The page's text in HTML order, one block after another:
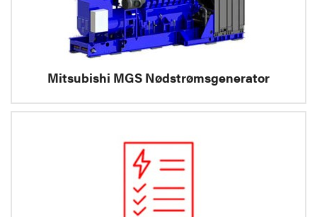
Mitsubishi MGS Nødstrømsgenerator